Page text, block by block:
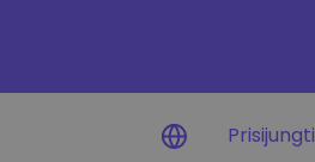
Prisijungti